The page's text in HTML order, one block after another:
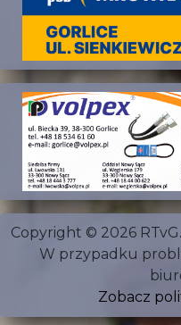
Copyright © 2026
W przypadku
Zobacz